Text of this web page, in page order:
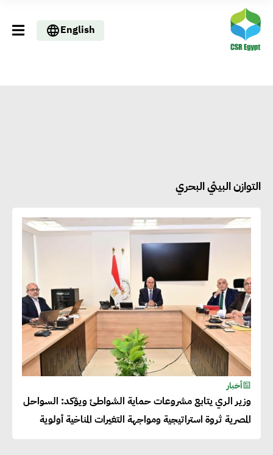
English
التوازن البيئي البحري
أخبار
وزير الري يتابع مشروعات حماية الشواطئ ويؤكد: السواحل
المصرية ثروة استراتيجية ومواجهة التغيرات المناخية أولوية